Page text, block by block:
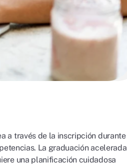
a través de la inscripción durante
La graduación acelerada
una planificación cuidadosa